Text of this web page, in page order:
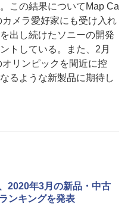
この結果についてMap Ca
メラ愛好家にも受け入れ
出し続けたソニーの開発
トしている。また、2月
リンピックを間近に控
るような新製品に期待し
2020年3月の新品・中古
ンキングを発表